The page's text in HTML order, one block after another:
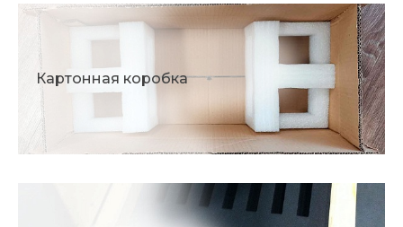
Картонная коробка